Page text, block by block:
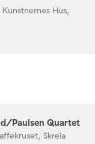
Hus,
Paulsen Quartet
Skreia